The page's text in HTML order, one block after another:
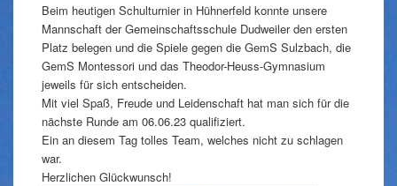
Beim heutigen Schulturnier in Hühnerfeld konnte unsere
Mannschaft der Gemeinschaftsschule Dudweiler den ersten
Platz belegen und die Spiele gegen die GemS Sulzbach, die
GemS Montessori und das Theodor-Heuss-Gymnasium
jeweils für sich entscheiden.
Mit viel Spaß, Freude und Leidenschaft hat man sich für die
nächste Runde am 06.06.23 qualifiziert.
Ein an diesem Tag tolles Team, welches nicht zu schlagen
war.
Herzlichen Glückwunsch!